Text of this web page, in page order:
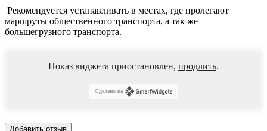
Рекомендуется устанавливать в местах, где пролегают
маршруты общественного транспорта, а так же
большегрузного транспорта.
Показ виджета приостановлен, продлить.
Сделано на
Добавить отзыв